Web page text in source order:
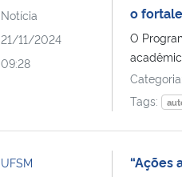
Notícia
21/11/2024
09:28
o
O
Categoria:
Tags:
UFSM
“Ações